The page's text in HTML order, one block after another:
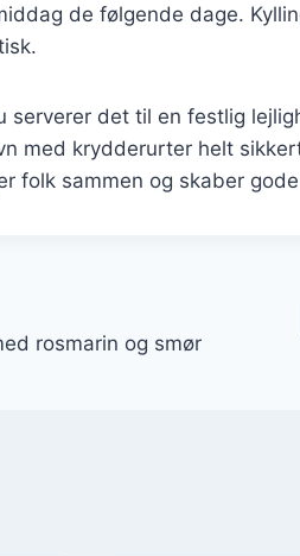
de følgende dage.
serverer det til en festlig
med krydderurter helt
folk sammen og skaber
rosmarin og smør